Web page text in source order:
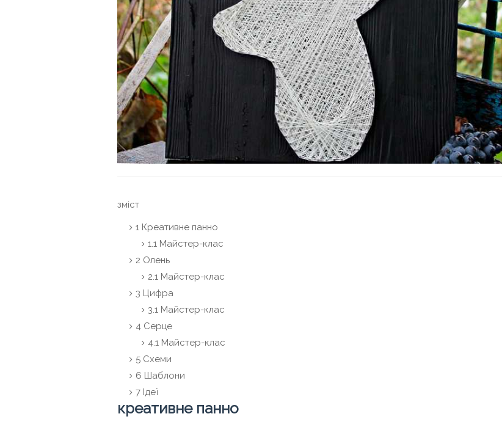
зміст
1 Креативне панно
1.1 Майстер-клас
2 Олень
2.1 Майстер-клас
3 Цифра
3.1 Майстер-клас
4 Серце
4.1 Майстер-клас
5 Схеми
6 Шаблони
7 Ідеї
креативне панно